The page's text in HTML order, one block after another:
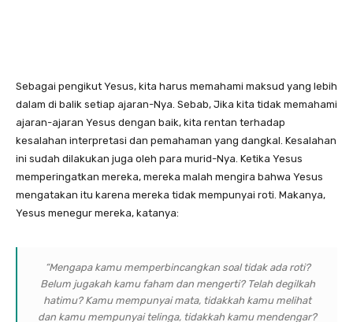
Sebagai pengikut Yesus, kita harus memahami maksud yang lebih
dalam di balik setiap ajaran-Nya. Sebab, Jika kita tidak memahami
ajaran-ajaran Yesus dengan baik, kita rentan terhadap
kesalahan interpretasi dan pemahaman yang dangkal. Kesalahan
ini sudah dilakukan juga oleh para murid-Nya. Ketika Yesus
memperingatkan mereka, mereka malah mengira bahwa Yesus
mengatakan itu karena mereka tidak mempunyai roti. Makanya,
Yesus menegur mereka, katanya:
“Mengapa kamu memperbincangkan soal tidak ada roti?
Belum jugakah kamu faham dan mengerti? Telah degilkah
hatimu? Kamu mempunyai mata, tidakkah kamu melihat
dan kamu mempunyai telinga, tidakkah kamu mendengar?